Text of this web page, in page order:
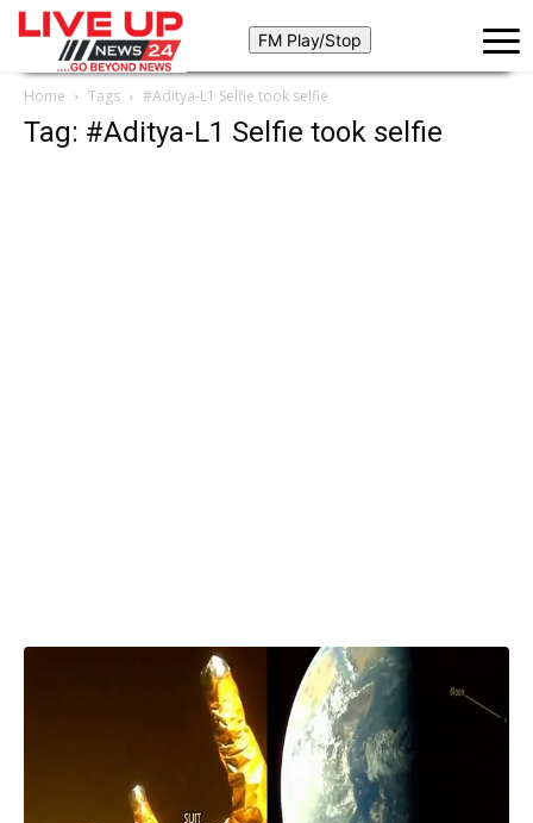
Home Tags #Aditya-L1 Selfie took selfie
Tag: #Aditya-L1 Selfie took selfie